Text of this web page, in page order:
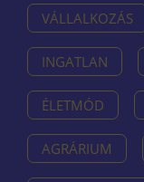
VÁLLALKOZÁS
INGATLAN
ÉLETMÓD
AGRÁRIUM